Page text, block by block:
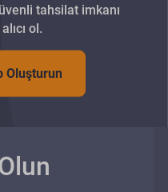
tahsilat imkanı
ol.
Oluşturun